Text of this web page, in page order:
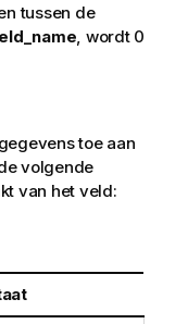
tussen de
, wordt 0
toe aan
volgende
van het veld: